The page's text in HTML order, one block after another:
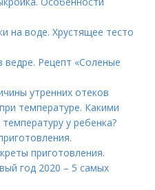
на воде. Хрустящее тесто
ведре. Рецепт «Соленые
утренних отеков
температуре. Какими
у ребенка?
приготовления.
год 2020 – 5 самых